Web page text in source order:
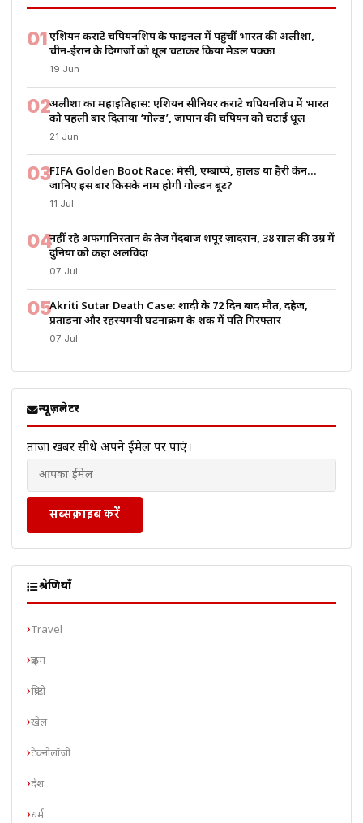
01एशियन कराटे चैंपियनशिप के फाइनल में पहुंचीं भारत की अलीशा,
चीन-ईरान के दिग्गजों को धूल चटाकर किया मेडल पक्का
19 Jun
02अलीशा का महाइतिहास: एशियन सीनियर कराटे चैंपियनशिप में भारत
को पहली बार दिलाया ‘गोल्ड’, जापान की चैंपियन को चटाई धूल
21 Jun
03FIFA Golden Boot Race: मेसी, एम्बाप्पे, हालैंड या हैरी केन…
जानिए इस बार किसके नाम होगी गोल्डन बूट?
11 Jul
04नहीं रहे अफगानिस्तान के तेज गेंदबाज शपूर ज़ादरान, 38 साल की उम्र में
दुनिया को कहा अलविदा
07 Jul
05Akriti Sutar Death Case: शादी के 72 दिन बाद मौत, दहेज,
प्रताड़ना और रहस्यमयी घटनाक्रम के शक में पति गिरफ्तार
07 Jul
न्यूज़लेटर
ताज़ा खबरें सीधे अपने ईमेल पर पाएं।
सब्सक्राइब करें
श्रेणियाँ
Travel
क्राइम
क्रिप्टो
खेल
टेक्नोलॉजी
देश
धर्म